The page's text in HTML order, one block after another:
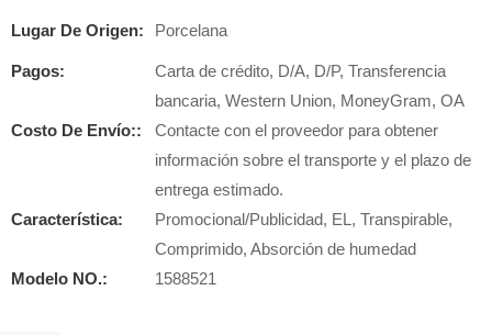
Lugar De Origen: Porcelana
Pagos:
Carta de crédito, D/A, D/P, Transferencia
bancaria, Western Union, MoneyGram, OA
Costo De Envío::
Contacte con el proveedor para obtener
información sobre el transporte y el plazo de
entrega estimado.
Característica:
Promocional/Publicidad, EL, Transpirable,
Comprimido, Absorción de humedad
Modelo NO.:
1588521